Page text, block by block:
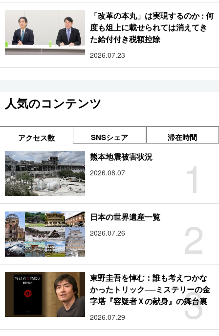
「改革の本丸」は実現するのか : 何
度も俎上に載せられては消えてき
た給付付き税額控除
2026.07.23
人気のコンテンツ
アクセス数 SNSシェア 滞在時間
1
熊本地震被害状況
2026.08.07
2
日本の世界遺産一覧
2026.07.26
3
東野圭吾を悼む：誰も考えつかな
かったトリック──ミステリーの金
字塔『容疑者Ｘの献身』の舞台裏
2026.07.29